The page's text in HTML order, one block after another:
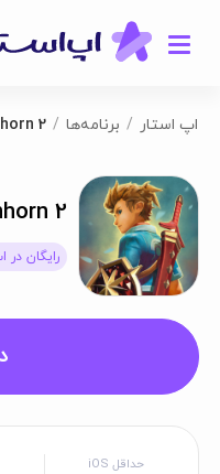
اپ استار برنامه‌ها 2
2
رایگان در
حداقل iOS